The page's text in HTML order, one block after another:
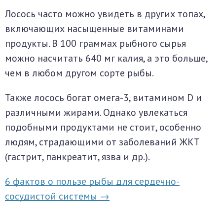
Лосось часто можно увидеть в других топах,
включающих насыщенные витаминами
продукты. В 100 граммах рыбного сырья
можно насчитать 640 мг калия, а это больше,
чем в любом другом сорте рыбы.
Также лосось богат омега-3, витамином D и
различными жирами. Однако увлекаться
подобными продуктами не стоит, особенно
людям, страдающими от заболеваний ЖКТ
(гастрит, панкреатит, язва и др.).
6 фактов о пользе рыбы для сердечно-
сосудистой системы →